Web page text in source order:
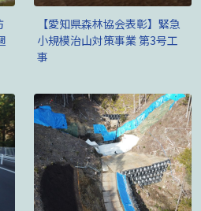
【愛知県森林協会表彰】緊急
小規模治山対策事業 第3号工
事